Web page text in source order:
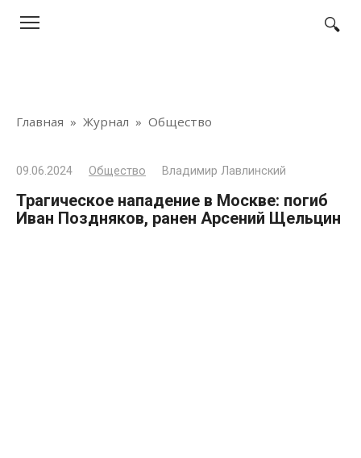
Главная » Журнал » Общество
09.06.2024 Общество Владимир Лавлинский
Трагическое нападение в Москве: погиб
Иван Поздняков, ранен Арсений Щельцин